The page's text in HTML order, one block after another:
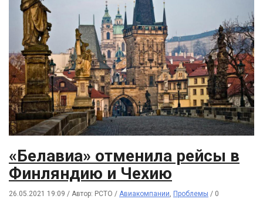
«Белавиа» отменила рейсы в
Финляндию и Чехию
26.05.2021 19:09 / Автор: РСТО / Авиакомпании, Проблемы / 0